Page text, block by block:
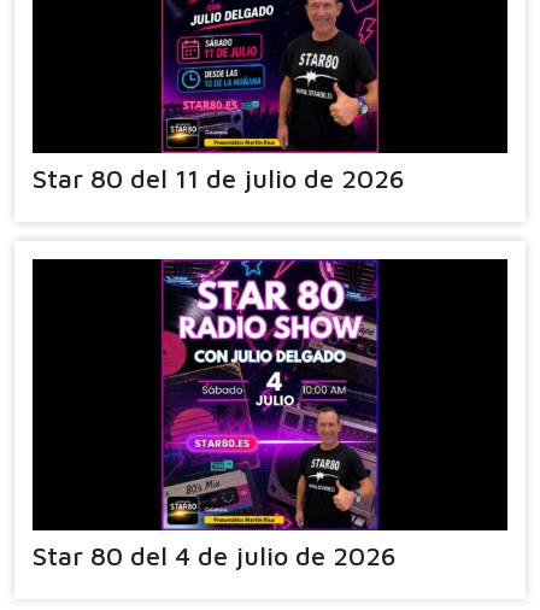
Star 80 del 11 de julio de 2026
Star 80 del 4 de julio de 2026